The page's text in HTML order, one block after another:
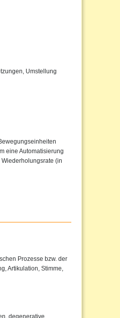
Umstellung
eine Automatisierung
(in
Prozesse bzw. der
Artikulation, Stimme,
degenerative